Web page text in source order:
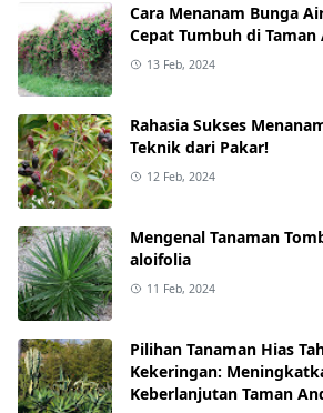
Cara Menanam Bunga
Cepat Tumbuh di Taman
13 Feb, 2024
Rahasia Sukses
Teknik dari Pakar!
12 Feb, 2024
Mengenal Tanaman
aloifolia
11 Feb, 2024
Pilihan Tanaman Hias
Kekeringan:
Keberlanjutan Taman